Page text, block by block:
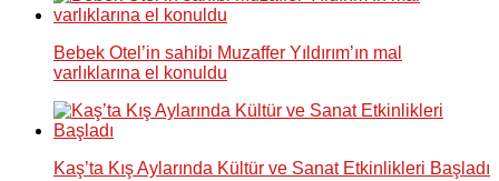
Bebek Otel’in sahibi Muzaffer Yıldırım’ın mal
varlıklarına el konuldu
Kaş’ta Kış Aylarında Kültür ve Sanat Etkinlikleri Başladı